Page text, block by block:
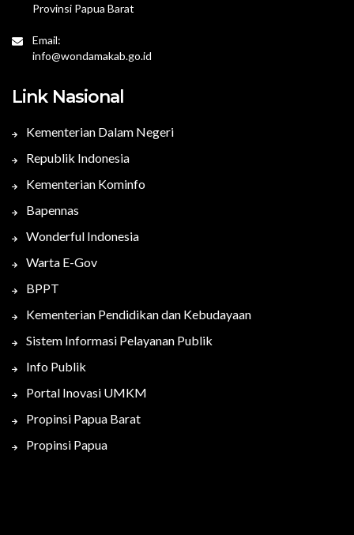
Provinsi Papua Barat
Email:
info@wondamakab.go.id
Link Nasional
Kementerian Dalam Negeri
Republik Indonesia
Kementerian Kominfo
Bapennas
Wonderful Indonesia
Warta E-Gov
BPPT
Kementerian Pendidikan dan Kebudayaan
Sistem Informasi Pelayanan Publik
Info Publik
Portal Inovasi UMKM
Propinsi Papua Barat
Propinsi Papua